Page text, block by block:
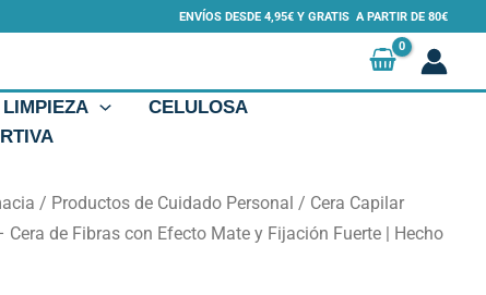
ENVÍOS DESDE 4,95€ Y GRATIS A PARTIR DE 80€
CELULOSA
/ Productos de Cuidado Personal / Cera Capilar
de Fibras con Efecto Mate y Fijación Fuerte | Hecho